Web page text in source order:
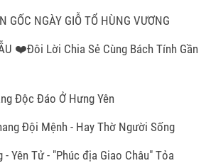
GỐC NGÀY GIỖ TỔ HÙNG VƯƠNG
❤️Đôi Lời Chia Sẻ Cùng Bách Tính Gần
Độc Đáo Ở Hưng Yên
Đội Mệnh - Hay Thờ Người Sống
Yên Tử - "Phúc địa Giao Châu" Tỏa